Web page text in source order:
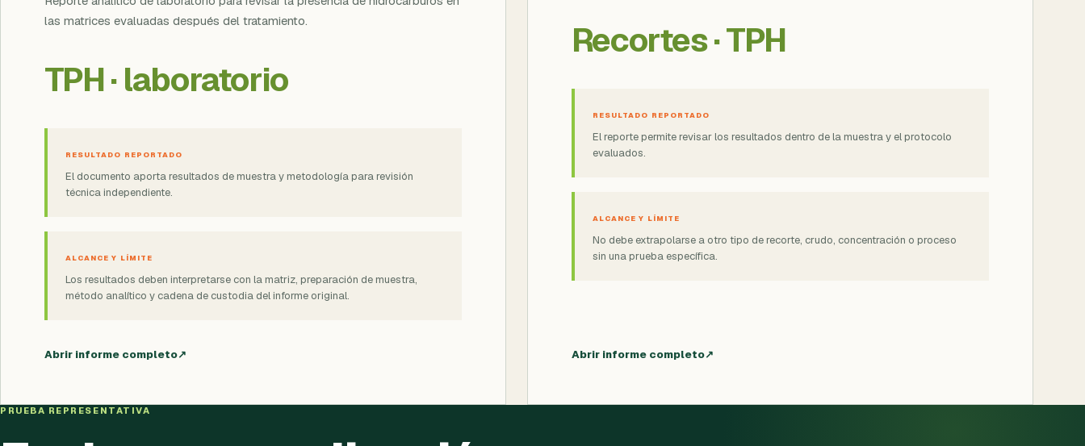
las matrices evaluadas después del tratamiento.
TPH · laboratorio
RESULTADO REPORTADO
El documento aporta resultados de muestra y metodología para revisión
técnica independiente.
ALCANCE Y LÍMITE
Los resultados deben interpretarse con la matriz, preparación de muestra,
método analítico y cadena de custodia del informe original.
Abrir informe completo↗
Recortes · TPH
RESULTADO REPORTADO
El reporte permite revisar los resultados dentro de la muestra y el protocolo
evaluados.
ALCANCE Y LÍMITE
No debe extrapolarse a otro tipo de recorte, crudo, concentración o proceso
sin una prueba específica.
Abrir informe completo↗
PRUEBA REPRESENTATIVA